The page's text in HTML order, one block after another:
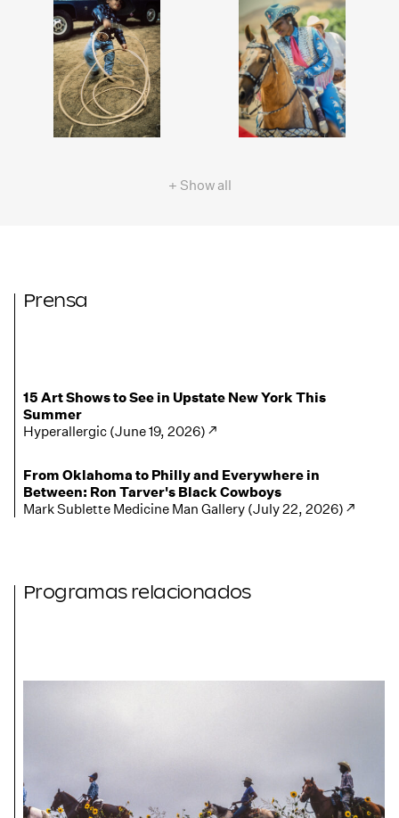
+ Show all
Prensa
15 Art Shows to See in Upstate New York This
Summer
Hyperallergic (June 19, 2026) ↗
From Oklahoma to Philly and Everywhere in
Between: Ron Tarver's Black Cowboys
Mark Sublette Medicine Man Gallery (July 22, 2026) ↗
Programas relacionados